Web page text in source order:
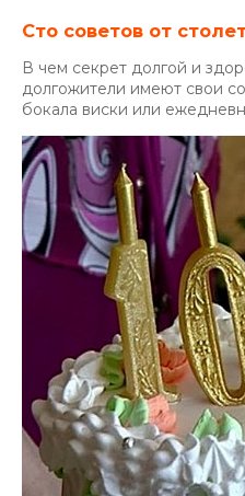
Сто советов от
В чем секрет долгой и
долгожители имеют свои
бокала виски или